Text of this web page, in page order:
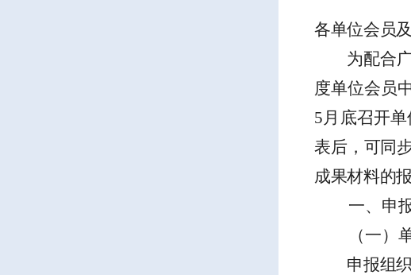
各单位会员
为配合
度单位会员
5月底召开
表后，可同
成果材料的
一、 申
（一）
申报组织